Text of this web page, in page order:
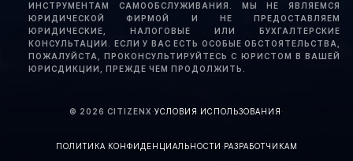
ИНСТРУМЕНТАМ САМООБСЛУЖИВАНИЯ. МЫ НЕ ЯВЛЯЕМСЯ
ЮРИДИЧЕСКОЙ ФИРМОЙ И НЕ ПРЕДОСТАВЛЯЕМ
ЮРИДИЧЕСКИЕ, НАЛОГОВЫЕ ИЛИ БУХГАЛТЕРСКИЕ
КОНСУЛЬТАЦИИ. ЕСЛИ У ВАС ЕСТЬ ОСОБЫЕ ОБСТОЯТЕЛЬСТВА,
ПОЖАЛУЙСТА, ПРОКОНСУЛЬТИРУЙТЕСЬ С ЮРИСТОМ В ВАШЕЙ
ЮРИСДИКЦИИ, ПРЕЖДЕ ЧЕМ ПРОДОЛЖИТЬ.
© 2026 CITIZENX ·УСЛОВИЯ ИСПОЛЬЗОВАНИЯ ·
ПОЛИТИКА КОНФИДЕНЦИАЛЬНОСТИ ·РАЗРАБОТЧИКАМ